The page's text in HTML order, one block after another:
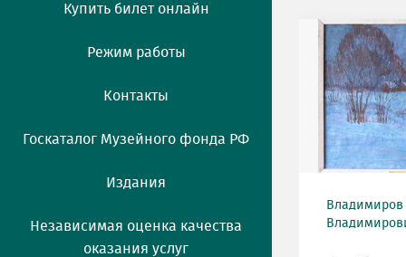
Купить билет онлайн
Режим работы
Контакты
Госкаталог Музейного фонда РФ
Издания
Независимая оценка качества
оказания услуг